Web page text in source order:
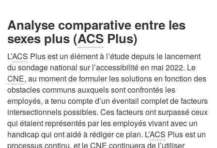
Analyse comparative entre les
sexes plus (ACS Plus)
L’ACS Plus est un élément à l’étude depuis le lancement
du sondage national sur l’accessibilité en mai 2022. Le
CNE, au moment de formuler les solutions en fonction des
obstacles communs auxquels sont confrontés les
employés, a tenu compte d’un éventail complet de facteurs
intersectionnels possibles. Ces facteurs ont surpassé ceux
qui étaient représentés par les employés vivant avec un
handicap qui ont aidé à rédiger ce plan. L’ACS Plus est un
processus continu, et leCNE continuera de l’utiliser